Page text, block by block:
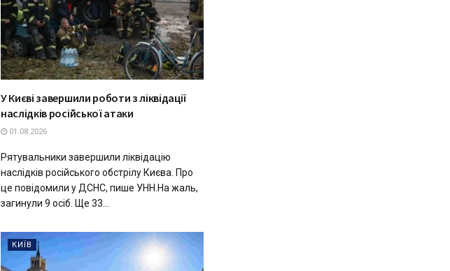
У Києві завершили роботи з ліквідації
наслідків російської атаки
01.08.2026
Рятувальники завершили ліквідацію
наслідків російського обстрілу Києва. Про
це повідомили у ДСНС, пише УНН.На жаль,
загинули 9 осіб. Ще 33...
КИЇВ